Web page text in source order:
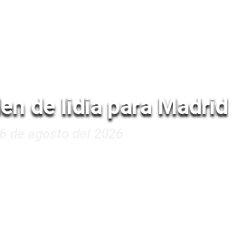
de lidia para Madrid